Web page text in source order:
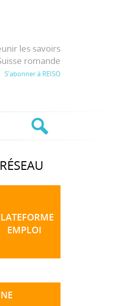
les savoirs
romande
S'abonner à REISO
EMPLOI